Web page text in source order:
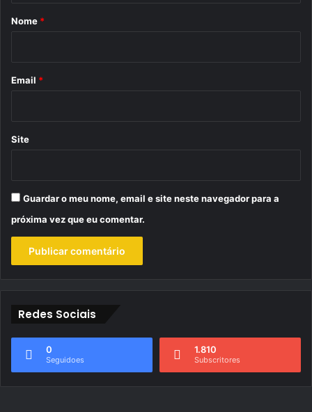
r
*
Nome *
Email *
Site
Guardar o meu nome, email e site neste navegador para a
próxima vez que eu comentar.
Redes Sociais
0
Seguidoes
1.810
Subscritores